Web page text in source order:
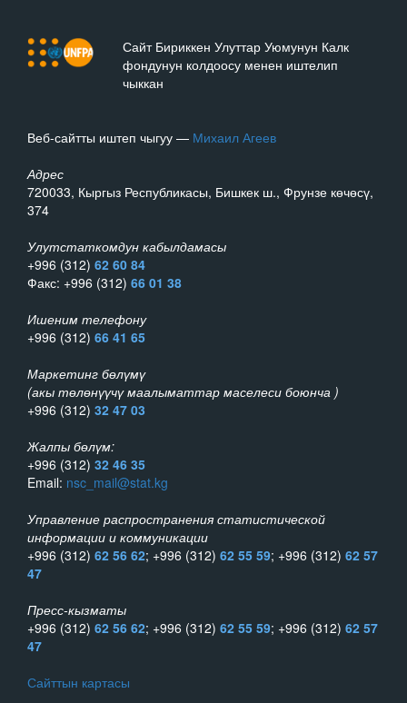
Сайт Бириккен Улуттар Уюмунун Калк
фондунун колдоосу менен иштелип
чыккан
Веб-сайтты иштеп чыгуу — Михаил Агеев
Адрес
720033, Кыргыз Республикасы, Бишкек ш., Фрунзе көчөсү,
374
Улутстаткомдун кабылдамасы
+996 (312) 62 60 84
Факс: +996 (312) 66 01 38
Ишеним телефону
+996 (312) 66 41 65
Маркетинг бөлүмү
(акы төлөнүүчү маалыматтар маселеси боюнча )
+996 (312) 32 47 03
Жалпы бөлүм:
+996 (312) 32 46 35
Email: nsc_mail@stat.kg
Управление распространения статистической
информации и коммуникации
+996 (312) 62 56 62; +996 (312) 62 55 59; +996 (312) 62 57
47
Пресс-кызматы
+996 (312) 62 56 62; +996 (312) 62 55 59; +996 (312) 62 57
47
Сайттын картасы